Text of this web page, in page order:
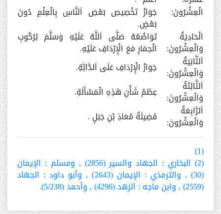
الْعِشْرُونَ:
جَوَازُ تَخْصِيصِ بَعْضِ اَلنَّاسِ بِالْعِلْمِ دُونَ
بَعْضٍ.
الْحَادِيَةُ
وَالْعِشْرُونَ:
تَوَاضُعُهُ صَلَّى اَللَّهُ عَلَيْهِ وَسَلَّمَ لِرُكُوبِ
الْحِمَارِ مَعَ الْإِرْدَافِ عَلَيْهِ.
اَلثَّانِيَةُ
وَالْعِشْرُونَ:
جَوَازُ الْإِرْدَافِ عَلَى اَلدَّابَّةِ.
اَلثَّالِثَةُ
وَالْعِشْرُونَ:
عِظَمُ شَأْنِ هَذِهِ الْمَسْأَلَةِ.
اَلرَّابِعَةُ
وَالْعِشْرُونَ: فَضِيلَةُ مُعَاذِ بْنِ جَبَلٍ .
(1)
(2) البخاري : الجهاد والسير (2856) , ومسلم : الإيمان
(30) , والترمذي : الإيمان (2643) , وأبو داود : الجهاد
(2559) , وابن ماجه : الزهد (4296) , وأحمد (5/238).